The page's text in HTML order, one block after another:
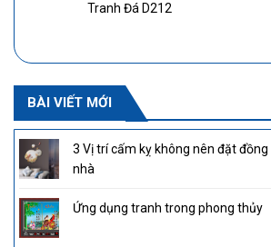
Tranh Đá D212
BÀI VIẾT MỚI
3 Vị trí cấm kỵ không nên đặt
nhà
Ứng dụng tranh trong phong thủy